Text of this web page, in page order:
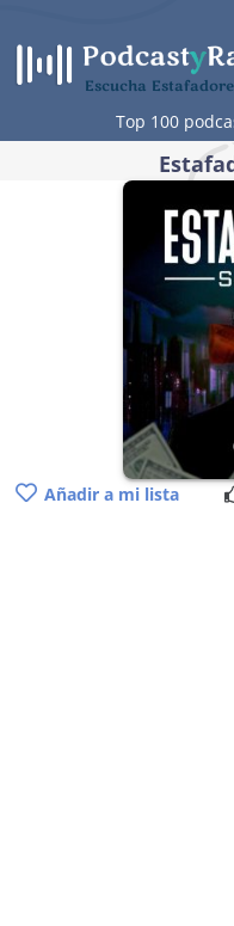
contenido
Escucha
Top 100
Añadir a mi lista